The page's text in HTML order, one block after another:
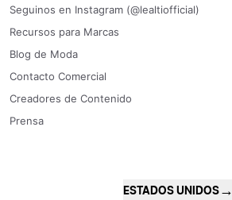
Seguinos en Instagram (@lealtiofficial)
Recursos para Marcas
Blog de Moda
Contacto Comercial
Creadores de Contenido
Prensa
ESTADOS UNIDOS→